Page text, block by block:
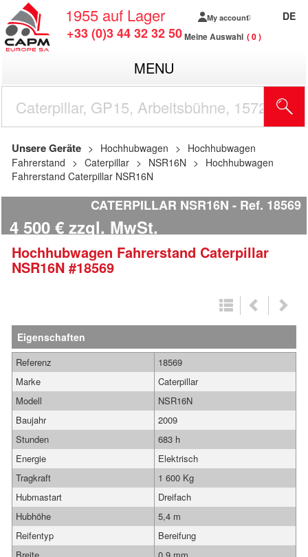
1955 auf Lager
+33 (0)3 44 32 32 50
My account
Meine Auswahl 0
DE
MENU
Unsere Geräte Hochhubwagen
Hochhubwagen
Fahrerstand
Caterpillar NSR16N
Hochhubwagen
Fahrerstand Caterpillar NSR16N
CATERPILLAR NSR16N Ref. 18569
4 500 € zzgl. MwSt.
Hochhubwagen Fahrerstand Caterpillar
NSR16N #18569
Eigenschaften
Referenz
18569
Marke
Caterpillar
Modell
NSR16N
Baujahr
2009
Stunden
683 h
Energie
Elektrisch
Tragkraft
1 600 Kg
Hubmastart
Dreifach
Hubhöhe
5,4 m
Reifentyp
Bereifung